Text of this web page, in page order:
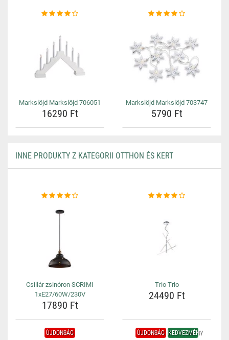
Markslöjd Markslöjd 706051
16290 Ft
Markslöjd Markslöjd 703747
5790 Ft
INNE PRODUKTY Z KATEGORII OTTHON ÉS KERT
Csillár zsinóron SCRIMI
1xE27/60W/230V
17890 Ft
Trio Trio
24490 Ft
ÚJDONSÁG ÚJDONSÁG KEDVEZMÉNY